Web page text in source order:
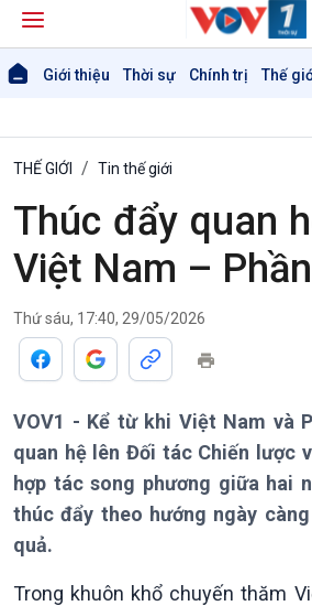
Giới thiệu Thời sự Chính trị Thế
THẾ GIỚI Tin thế giới
Thúc đẩy quan
Việt Nam –
Thứ sáu, 17:40, 29/05/2026
VOV1 - Kể từ khi Việt Nam và
quan hệ lên Đối tác Chiến lược
hợp tác song phương giữa hai
thúc đẩy theo hướng ngày
quả.
Trong khuôn khổ chuyến thăm